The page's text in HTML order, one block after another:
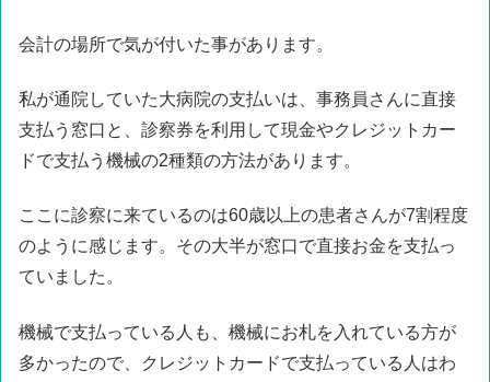
会計の場所で気が付いた事があります。
私が通院していた大病院の支払いは、事務員さんに直接
支払う窓口と、診察券を利用して現金やクレジットカー
ドで支払う機械の2種類の方法があります。
ここに診察に来ているのは60歳以上の患者さんが7割程度
のように感じます。その大半が窓口で直接お金を支払っ
ていました。
機械で支払っている人も、機械にお札を入れている方が
多かったので、クレジットカードで支払っている人はわ